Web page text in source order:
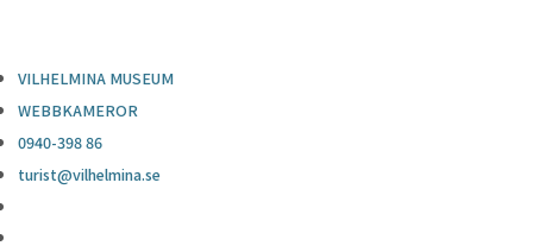
VILHELMINA MUSEUM
WEBBKAMEROR
0940-398 86
turist@vilhelmina.se